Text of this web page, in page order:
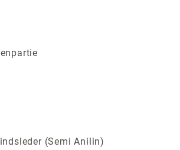
(Semi Anilin)